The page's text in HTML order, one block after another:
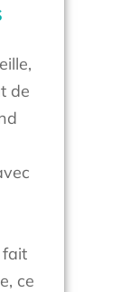
de
fait
ce